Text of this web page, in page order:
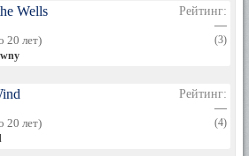
Wells
20 лет)
Рейтинг:
—
(3)
20 лет)
Рейтинг:
—
(4)